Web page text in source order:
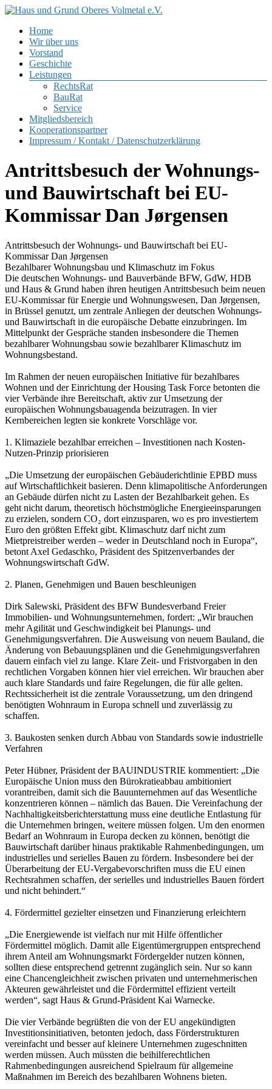
Zum
springen
Haus
und
Grund
Oberes
Volmetal
Menü
Home
Wir über uns
Vorstand
Geschichte
Leistungen
RechtsRat
BauRat
Service
Mitgliedsbereich
Kooperationspartner
Impressum / Kontakt / Datenschutzerklärung
Antrittsbesuch der Wohnungs-
und Bauwirtschaft bei EU-
Kommissar Dan Jørgensen
Antrittsbesuch der Wohnungs- und Bauwirtschaft bei EU-
Kommissar Dan Jørgensen
Bezahlbarer Wohnungsbau und Klimaschutz im Fokus
Die deutschen Wohnungs- und Bauverbände BFW, GdW, HDB
und Haus & Grund haben ihren heutigen Antrittsbesuch beim neuen
EU-Kommissar für Energie und Wohnungswesen, Dan Jørgensen,
in Brüssel genutzt, um zentrale Anliegen der deutschen Wohnungs-
und Bauwirtschaft in die europäische Debatte einzubringen. Im
Mittelpunkt der Gespräche standen insbesondere die Themen
bezahlbarer Wohnungsbau sowie bezahlbarer Klimaschutz im
Wohnungsbestand.
Im Rahmen der neuen europäischen Initiative für bezahlbares
Wohnen und der Einrichtung der Housing Task Force betonten die
vier Verbände ihre Bereitschaft, aktiv zur Umsetzung der
europäischen Wohnungsbauagenda beizutragen. In vier
Kernbereichen legten sie konkrete Vorschläge vor.
1. Klimaziele bezahlbar erreichen – Investitionen nach Kosten-
Nutzen-Prinzip priorisieren
„Die Umsetzung der europäischen Gebäuderichtlinie EPBD muss
auf Wirtschaftlichkeit basieren. Denn klimapolitische Anforderungen
an Gebäude dürfen nicht zu Lasten der Bezahlbarkeit gehen. Es
geht nicht darum, theoretisch höchstmögliche Energieeinsparungen
zu erzielen, sondern CO₂ dort einzusparen, wo es pro investiertem
Euro den größten Effekt gibt. Klimaschutz darf nicht zum
Mietpreistreiber werden – weder in Deutschland noch in Europa“,
betont Axel Gedaschko, Präsident des Spitzenverbandes der
Wohnungswirtschaft GdW.
2. Planen, Genehmigen und Bauen beschleunigen
Dirk Salewski, Präsident des BFW Bundesverband Freier
Immobilien- und Wohnungsunternehmen, fordert: „Wir brauchen
mehr Agilität und Geschwindigkeit bei Planungs- und
Genehmigungsverfahren. Die Ausweisung von neuem Bauland, die
Änderung von Bebauungsplänen und die Genehmigungsverfahren
dauern einfach viel zu lange. Klare Zeit- und Fristvorgaben in den
rechtlichen Vorgaben können hier viel erreichen. Wir brauchen aber
auch klare Standards und faire Regelungen, die für alle gelten.
Rechtssicherheit ist die zentrale Voraussetzung, um den dringend
benötigten Wohnraum in Europa schnell und zuverlässig zu
schaffen.
3. Baukosten senken durch Abbau von Standards sowie industrielle
Verfahren
Peter Hübner, Präsident der BAUINDUSTRIE kommentiert: „Die
Europäische Union muss den Bürokratieabbau ambitioniert
vorantreiben, damit sich die Bauunternehmen auf das Wesentliche
konzentrieren können – nämlich das Bauen. Die Vereinfachung der
Nachhaltigkeitsberichterstattung muss eine deutliche Entlastung für
die Unternehmen bringen, weitere müssen folgen. Um den enormen
Bedarf an Wohnraum in Europa decken zu können, benötigt die
Bauwirtschaft darüber hinaus praktikable Rahmenbedingungen, um
industrielles und serielles Bauen zu fördern. Insbesondere bei der
Überarbeitung der EU-Vergabevorschriften muss die EU einen
Rechtsrahmen schaffen, der serielles und industrielles Bauen fördert
und nicht behindert.“
4. Fördermittel gezielter einsetzen und Finanzierung erleichtern
„Die Energiewende ist vielfach nur mit Hilfe öffentlicher
Fördermittel möglich. Damit alle Eigentümergruppen entsprechend
ihrem Anteil am Wohnungsmarkt Fördergelder nutzen können,
sollten diese entsprechend getrennt zugänglich sein. Nur so kann
eine Chancengleichheit zwischen privaten und unternehmerischen
Akteuren gewährleistet und die Fördermittel effizient verteilt
werden“, sagt Haus & Grund-Präsident Kai Warnecke.
Die vier Verbände begrüßten die von der EU angekündigten
Investitionsinitiativen, betonten jedoch, dass Förderstrukturen
vereinfacht und besser auf kleinere Unternehmen zugeschnitten
werden müssen. Auch müssten die beihilferechtlichen
Rahmenbedingungen ausreichend Spielraum für allgemeine
Maßnahmen im Bereich des bezahlbaren Wohnens bieten.